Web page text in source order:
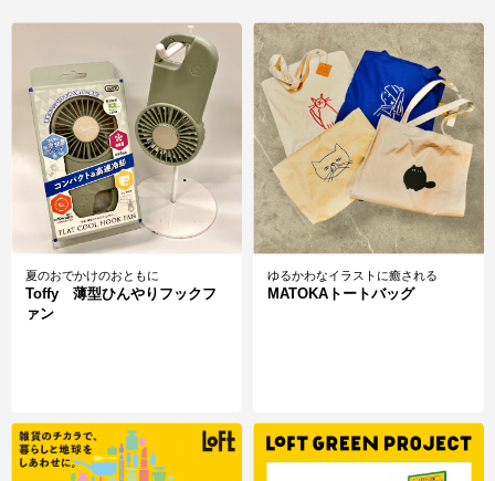
夏のおでかけのおともに
Toffy 薄型ひんやりフックフ
ァン
ゆるかわなイラストに癒される
MATOKAトートバッグ